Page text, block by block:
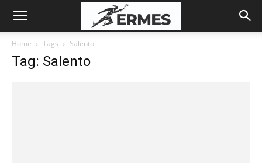
Home Tags Salento
Tag: Salento